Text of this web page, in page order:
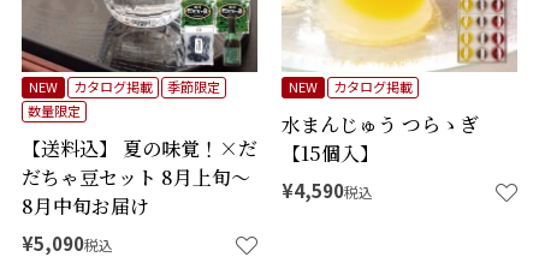
【送料込】 夏の味覚！×だ
だちゃ豆セット 8月上旬～
8月中旬お届け
NEW カタログ掲載
季節限定
数量限定
¥5,090税込
水まんじゅう つらゝぎ
【15個入】
NEW カタログ掲載
¥4,590税込